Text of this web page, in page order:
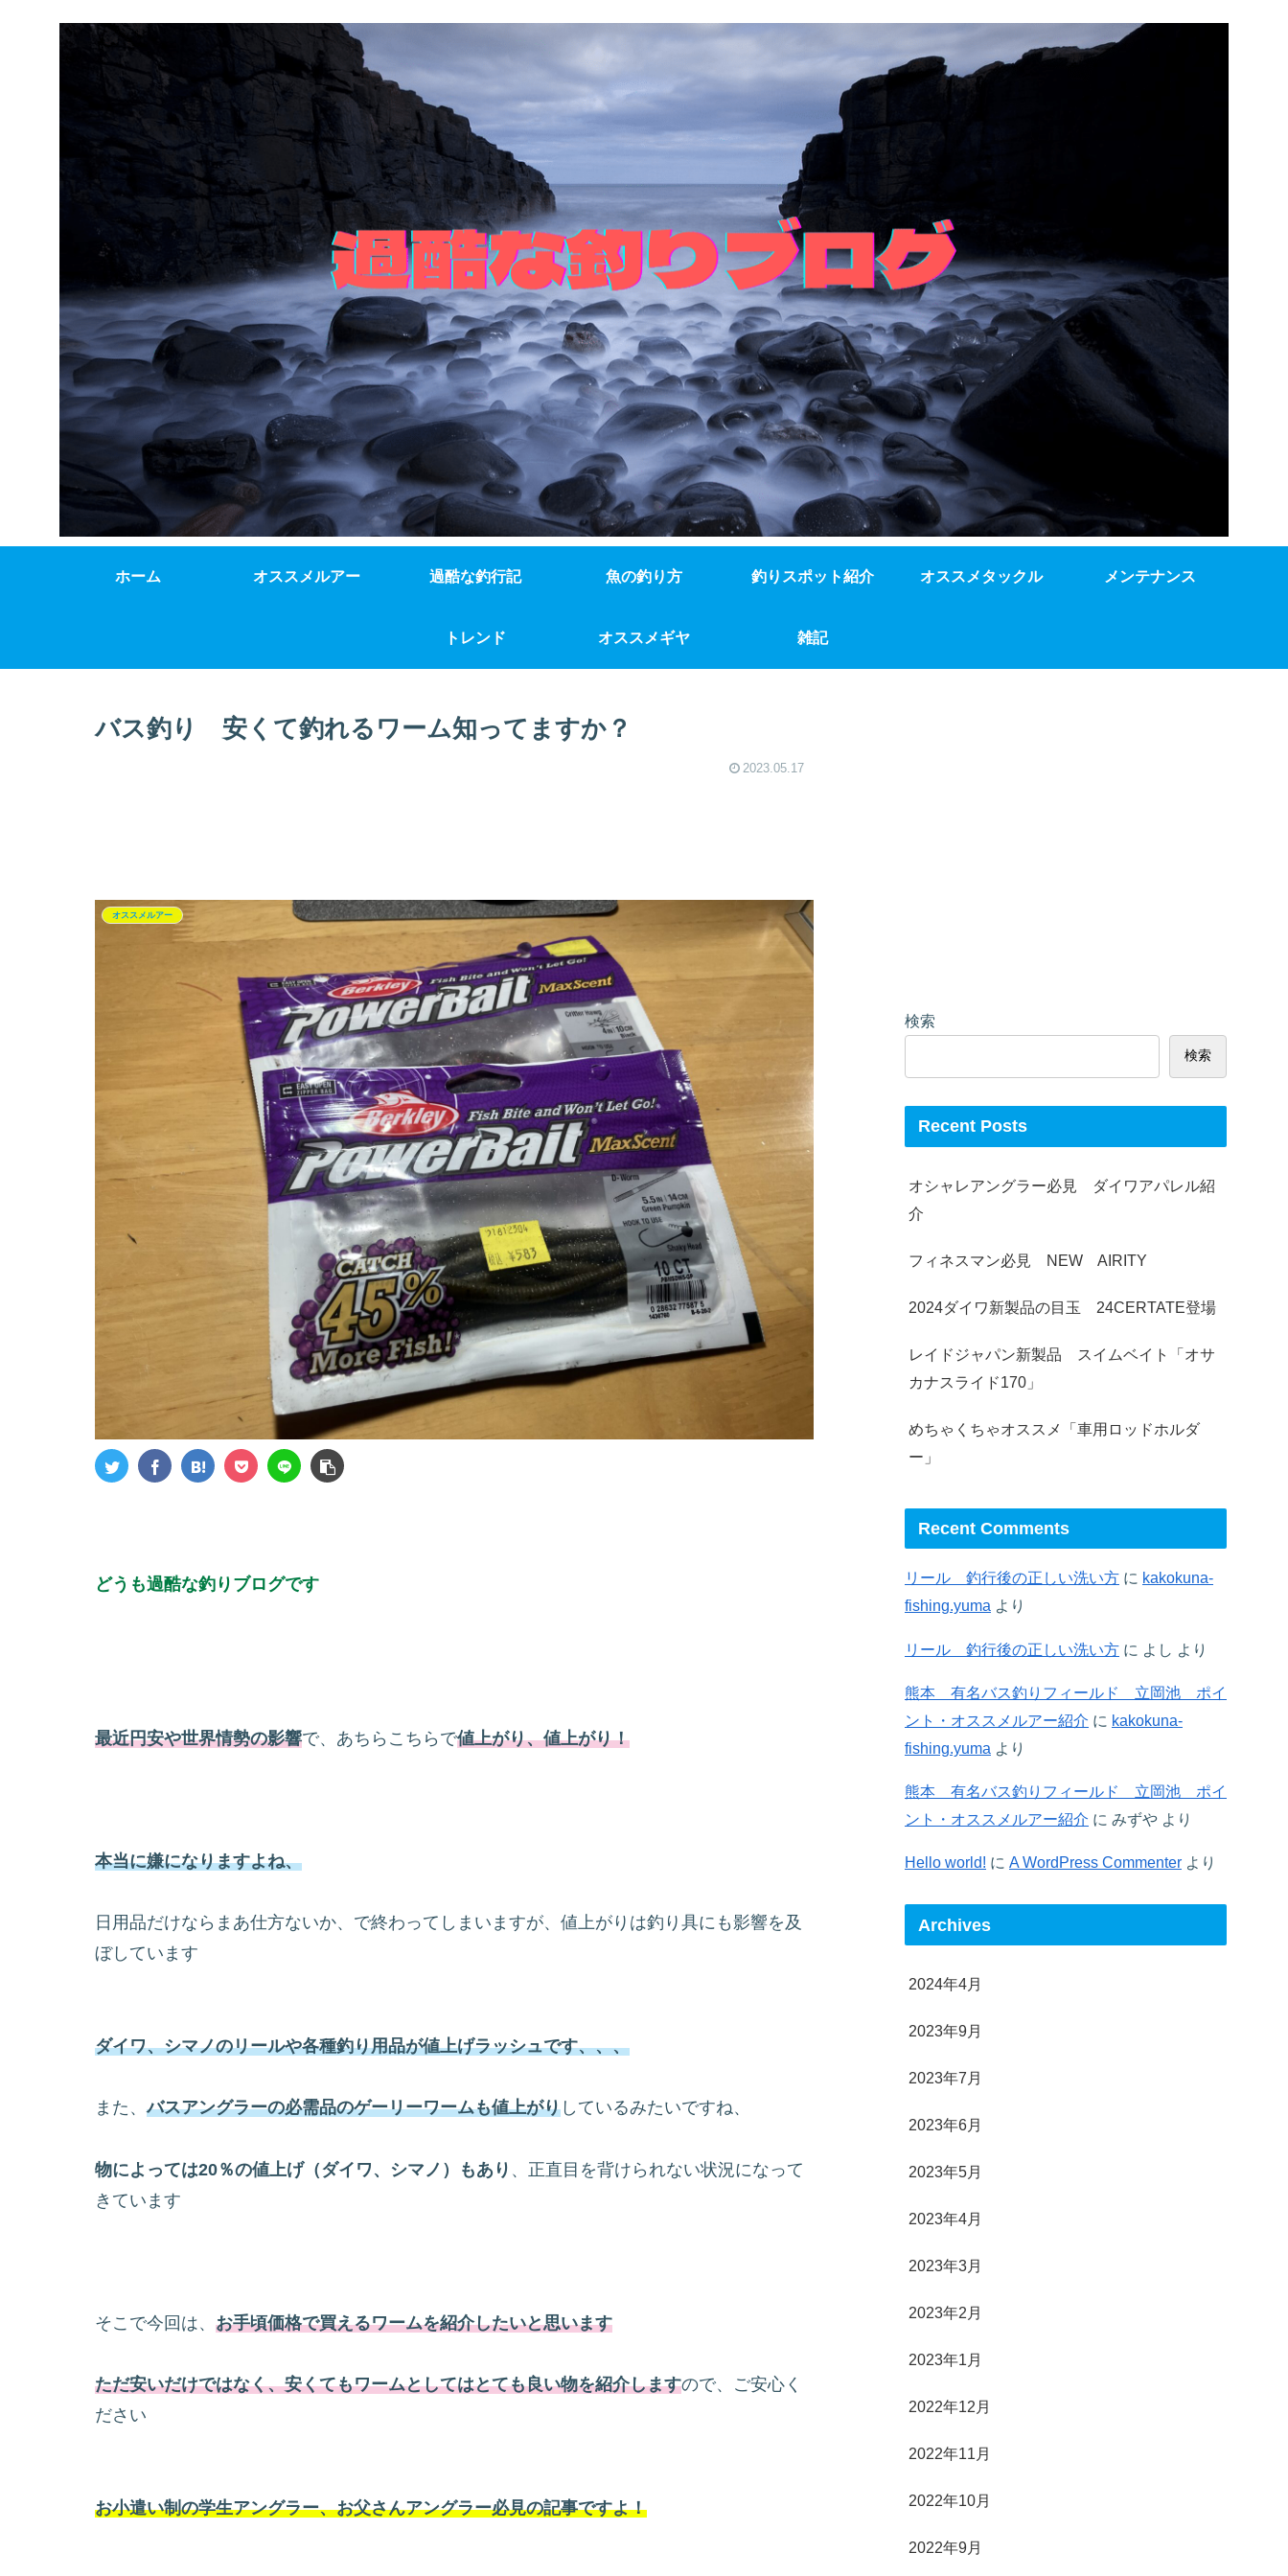
ホーム オススメルアー 過酷な釣行記 魚の釣り方 釣りスポット紹介 オススメタックル メンテナンス
トレンド オススメギヤ 雑記
バス釣り 安くて釣れるワーム知ってますか？
2023.05.17
オススメルアー
どうも過酷な釣りブログです
最近円安や世界情勢の影響で、あちらこちらで値上がり、値上がり！
本当に嫌になりますよね、
日用品だけならまあ仕方ないか、で終わってしまいますが、値上がりは釣り具にも影響を及
ぼしています
ダイワ、シマノのリールや各種釣り用品が値上げラッシュです、、、
また、バスアングラーの必需品のゲーリーワームも値上がり しているみたいですね、
物によっては20％の値上げ（ダイワ、シマノ）もあり 、正直目を背けられない状況になって
きています
そこで今回は、 お手頃価格で買えるワームを紹介したいと思います
ただ安いだけではなく、安くてもワームとしてはとても良い物を紹介しますので、ご安心く
ださい
お小遣い制の学生アングラー、お父さんアングラー必見の記事ですよ！
検索
検索
Recent Posts
オシャレアングラー必見 ダイワアパレル紹
介
フィネスマン必見 NEW AIRITY
2024ダイワ新製品の目玉 24CERTATE登場
レイドジャパン新製品 スイムベイト「オサ
カナスライド170」
めちゃくちゃオススメ「車用ロッドホルダ
ー」
Recent Comments
リール 釣行後の正しい洗い方 に kakokuna-
fishing.yuma より
リール 釣行後の正しい洗い方 に よし より
熊本 有名バス釣りフィールド 立岡池 ポイ
ント・オススメルアー紹介 に kakokuna-
fishing.yuma より
熊本 有名バス釣りフィールド 立岡池 ポイ
ント・オススメルアー紹介 に みずや より
Hello world! に A WordPress Commenter より
Archives
2024年4月
2023年9月
2023年7月
2023年6月
2023年5月
2023年4月
2023年3月
2023年2月
2023年1月
2022年12月
2022年11月
2022年10月
2022年9月